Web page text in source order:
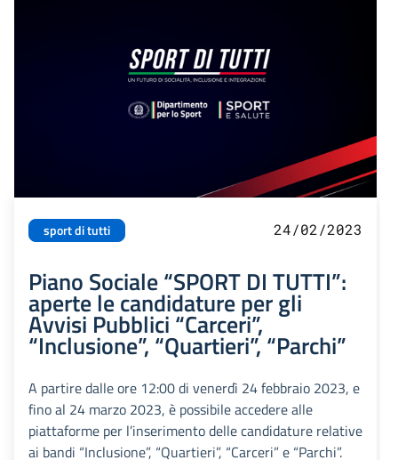
sport di tutti 24/02/2023
Piano Sociale “SPORT DI TUTTI”:
aperte le candidature per gli
Avvisi Pubblici “Carceri”,
“Inclusione”, “Quartieri”, “Parchi”
A partire dalle ore 12:00 di venerdì 24 febbraio 2023, e
fino al 24 marzo 2023, è possibile accedere alle
piattaforme per l’inserimento delle candidature relative
ai bandi “Inclusione”, “Quartieri”, “Carceri” e “Parchi”.